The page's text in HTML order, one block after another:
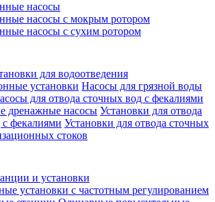
насосы
насосы с мокрым ротором
насосы с сухим ротором
для водоотведения
установки Насосы для грязной воды
для отвода сточных вод c фекалиями
дренажные насосы Установки для отвода
фекалиями Установки для отвода сточных
стоков
и установки
установки с частотным регулированием